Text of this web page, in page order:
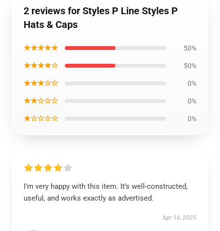
2 reviews for Styles P Line Styles P
Hats & Caps
★★★★★ 50%
★★★★☆ 50%
★★★☆☆ 0%
★★☆☆☆ 0%
★☆☆☆☆ 0%
I’m very happy with this item. It’s well-constructed,
useful, and works exactly as advertised.
Apr 16, 2025